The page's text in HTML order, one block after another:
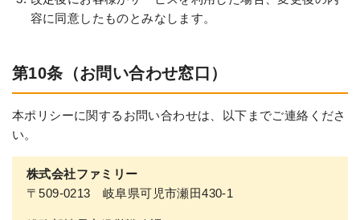
容に同意したものとみなします。
第10条（お問い合わせ窓口）
本ポリシーに関するお問い合わせは、以下までご連絡くださ
い。
株式会社ファミリー
〒509-0213 岐阜県可児市瀬田430-1